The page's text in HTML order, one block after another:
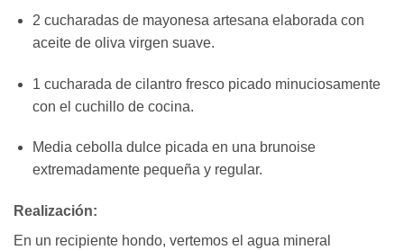
2 cucharadas de mayonesa artesana elaborada con
aceite de oliva virgen suave.
1 cucharada de cilantro fresco picado minuciosamente
con el cuchillo de cocina.
Media cebolla dulce picada en una brunoise
extremadamente pequeña y regular.
Realización:
En un recipiente hondo, vertemos el agua mineral